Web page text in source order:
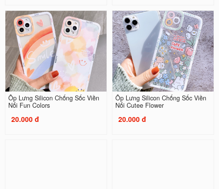
Ốp Lưng Silicon Chống Sốc Viền
Nổi Fun Colors
20.000 đ
Ốp Lưng Silicon Chống Sốc Viền
Nổi Cutee Flower
20.000 đ